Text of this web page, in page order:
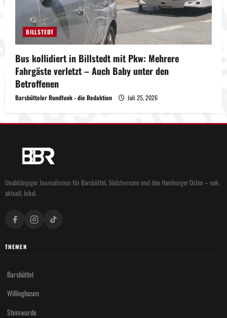
BILLSTEDT
Bus kollidiert in Billstedt mit Pkw: Mehrere
Fahrgäste verletzt – Auch Baby unter den
Betroffenen
Barsbütteler Rundfunk - die Redaktion Juli 25, 2026
Unabhängiger Journalismus für Barsbüttel, Südstormarn und den Hamburger Osten – nah,
aktuell, lokal.
THEMEN
Barsbüttel
Willinghusen
Stemwarde